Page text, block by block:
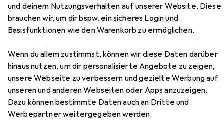
und deinem Nutzungsverhalten auf unserer Website. Diese
brauchen wir, um dir bspw. ein sicheres Login und
Basisfunktionen wie den Warenkorb zu ermöglichen.
Wenn du allem zustimmst, können wir diese Daten darüber
hinaus nutzen, um dir personalisierte Angebote zu zeigen,
unsere Webseite zu verbessern und gezielte Werbung auf
unseren und anderen Webseiten oder Apps anzuzeigen.
Dazu können bestimmte Daten auch an Dritte und
Werbepartner weitergegeben werden.
EUR
51,01
Vileda Viva Dry Multiflex
30 m
Zubehör für Vileda Viva Dry
Multiflex